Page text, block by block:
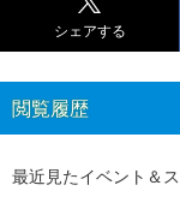
シェアする
閲覧履歴
最近見たイベント＆